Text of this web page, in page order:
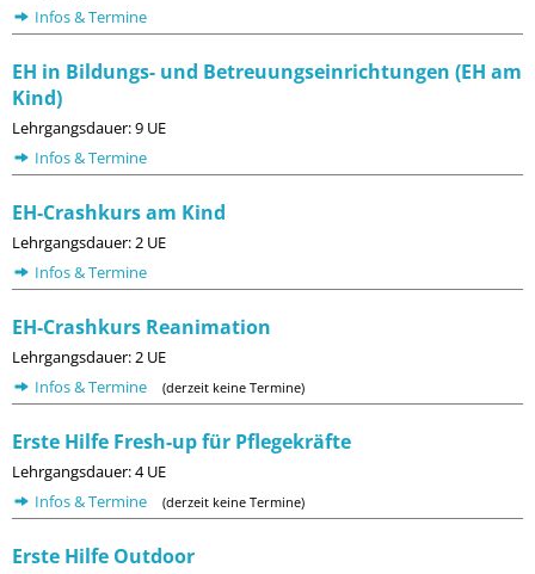
Infos & Termine
EH in Bildungs- und Betreuungseinrichtungen (EH am
Kind)
Lehrgangsdauer: 9 UE
Infos & Termine
EH-Crashkurs am Kind
Lehrgangsdauer: 2 UE
Infos & Termine
EH-Crashkurs Reanimation
Lehrgangsdauer: 2 UE
Infos & Termine
(derzeit keine Termine)
Erste Hilfe Fresh-up für Pflegekräfte
Lehrgangsdauer: 4 UE
Infos & Termine
(derzeit keine Termine)
Erste Hilfe Outdoor